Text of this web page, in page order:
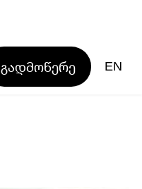
გადმოწერე EN